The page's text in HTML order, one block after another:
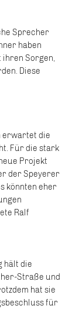
Sprecher
haben
Sorgen,
Diese
erwartet die
Für die stark
Projekt
der Speyerer
könnten eher
Ralf
hält die
Straße und
hat sie
für